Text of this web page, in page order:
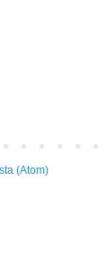
(Atom)